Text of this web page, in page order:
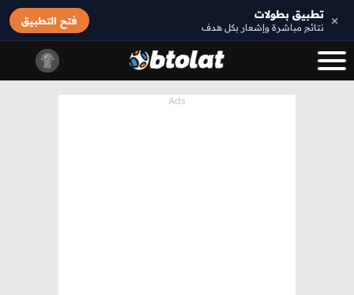
× تطبيق بطولات
نتائج مباشرة وإشعار بكل هدف
فتح التطبيق